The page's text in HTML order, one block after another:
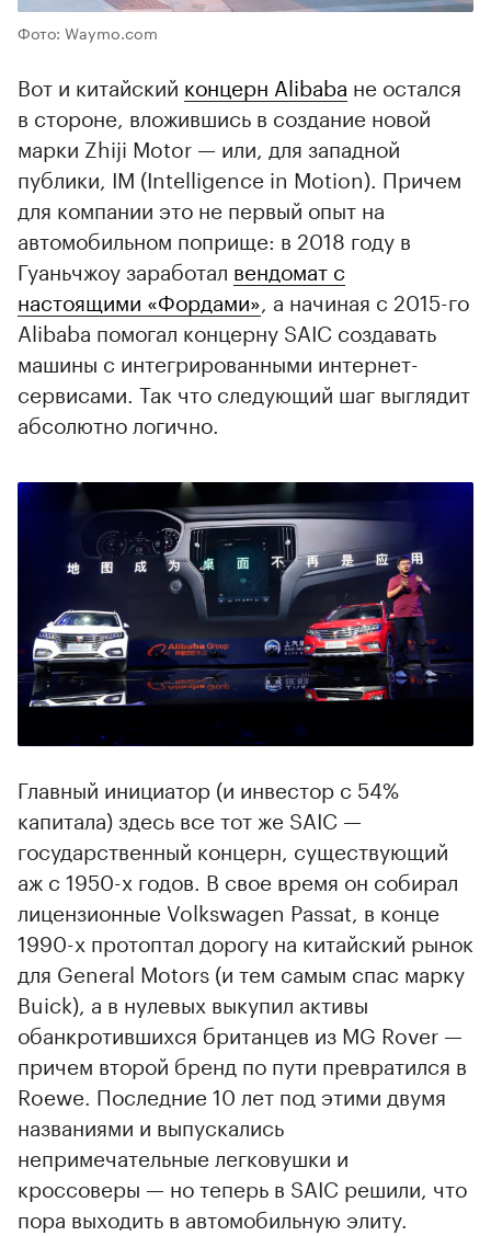
Фото: Waymo.com
00:00 / 00:00
Вот и китайский концерн Alibaba не остался
в стороне, вложившись в создание новой
марки Zhiji Motor — или, для западной
публики, IM (Intelligence in Motion). Причем
для компании это не первый опыт на
автомобильном поприще: в 2018 году в
Гуаньчжоу заработал вендомат с
настоящими «Фордами» , а начиная с 2015-го
Alibaba помогал концерну SAIC создавать
машины с интегрированными интернет-
сервисами. Так что следующий шаг выглядит
абсолютно логично.
Главный инициатор (и инвестор с 54%
капитала) здесь все тот же SAIC —
государственный концерн, существующий
аж с 1950-х годов. В свое время он собирал
лицензионные Volkswagen Passat, в конце
1990-х протоптал дорогу на китайский рынок
для General Motors (и тем самым спас марку
Buick), а в нулевых выкупил активы
обанкротившихся британцев из MG Rover —
причем второй бренд по пути превратился в
Roewe. Последние 10 лет под этими двумя
названиями и выпускались
непримечательные легковушки и
кроссоверы — но теперь в SAIC решили, что
пора выходить в автомобильную элиту.